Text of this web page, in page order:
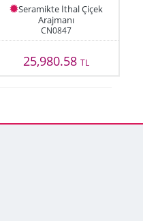
Seramikte İthal Çiçek
Arajmanı
CN0847
25,980.58 TL